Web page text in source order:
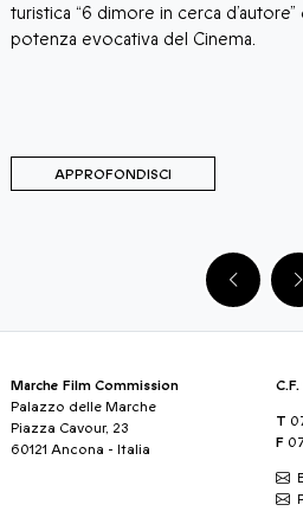
turistica “6 dimore in cerca
potenza evocativa del Cinema.
APPROFONDISCI
Marche Film Commission
Palazzo delle Marche
Piazza Cavour, 23
60121 Ancona - Italia
C.F.
T
F